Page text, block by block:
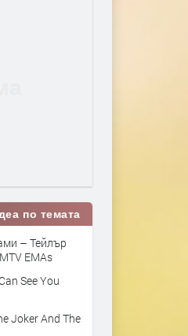
по темата
– Тейлър
EMAs
See You
Joker And The